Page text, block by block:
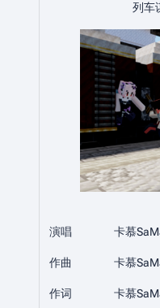
列车
演唱 卡慕
作曲 卡慕
作词 卡慕